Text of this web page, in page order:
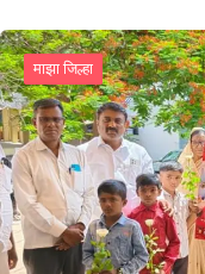
माझा जिल्हा